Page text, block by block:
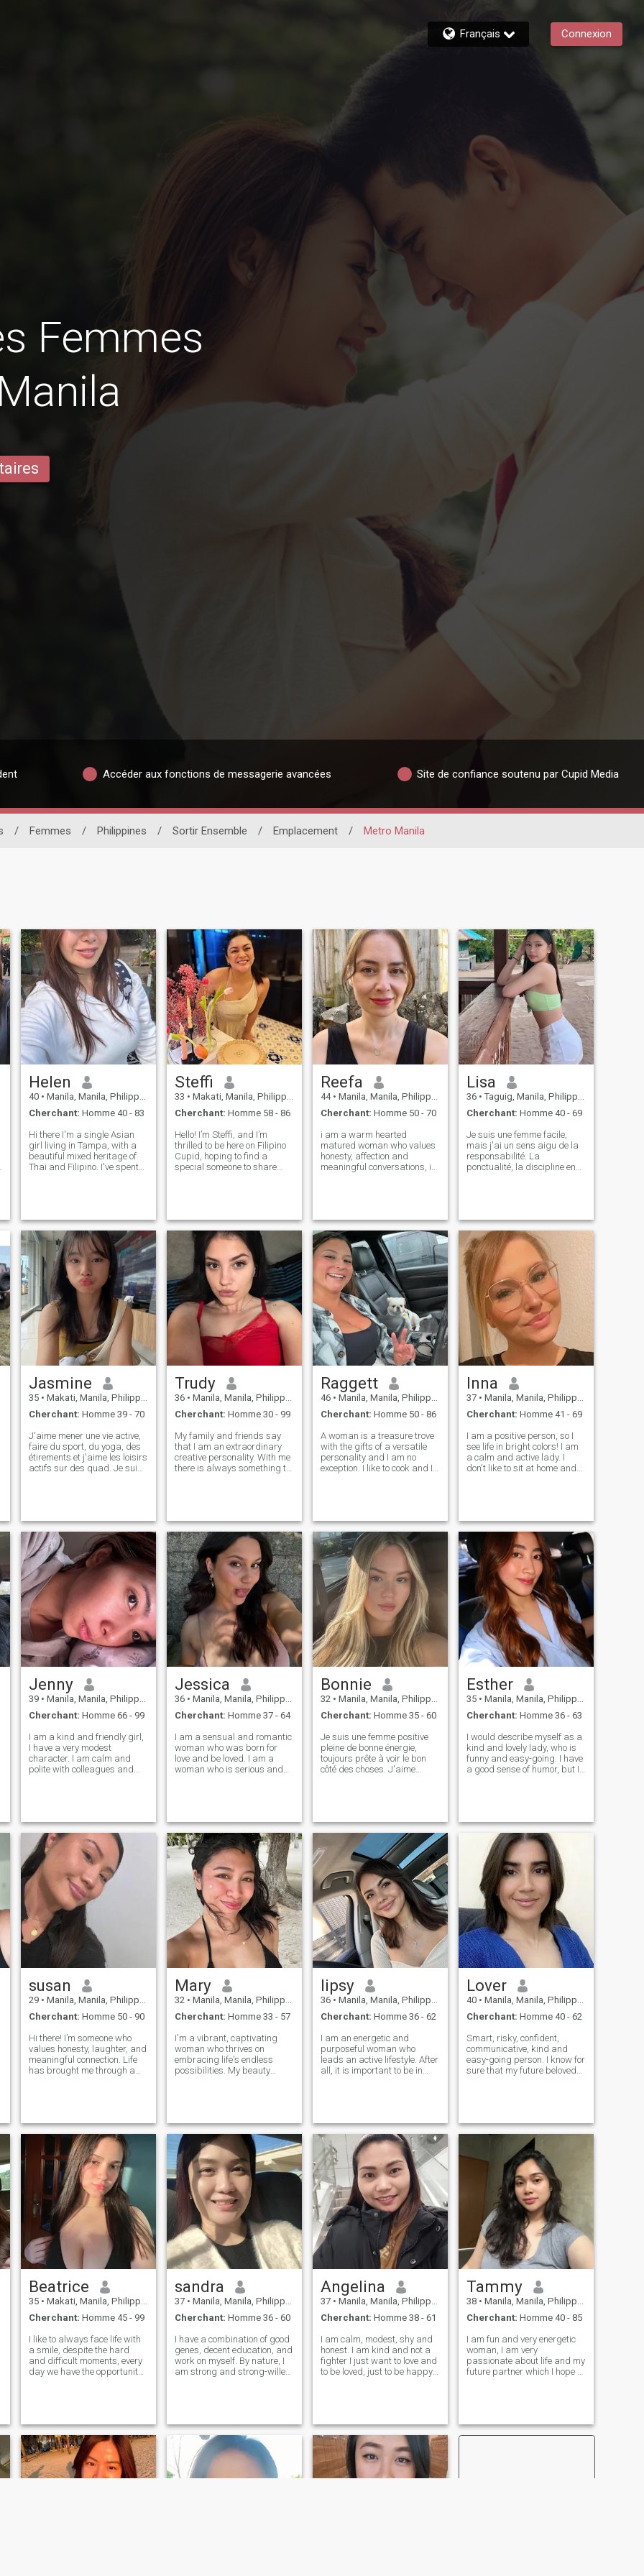
Français Connexion
Femmes
Accéder aux fonctions de messagerie avancées Site de confiance soutenu par Cupid Media
/ Femmes / Philippines / Sortir Ensemble / Emplacement / Metro Manila
Helen
40 • Manila, Manila, Philippines
Cherchant: Homme 40 - 83
Hi there I'm a single Asian
girl living in Tampa, with a
beautiful mixed heritage of
Thai and Filipino. I've spent
winter! I prefer warm
weather a
Steffi
33 • Makati, Manila, Philippines
Cherchant: Homme 58 - 86
Hello! I’m Steffi, and I’m
thrilled to be here on Filipino
Cupid, hoping to find a
special someone to share
connection, a partner
Reefa
44 • Manila, Manila, Philippines
Cherchant: Homme 50 - 70
i am a warm hearted
matured woman who values
honesty, affection and
meaningful conversations, i
romantic and intentional
about love , i value mat
Lisa
36 • Taguig, Manila, Philippines
Cherchant: Homme 40 - 69
Je suis une femme facile,
mais j'ai un sens aigu de la
responsabilité. La
ponctualité, la discipline en
la forme de l'expérience et le
respect pour les gens, dans
la livraison des valeurs et
des objectifs que je
Jasmine
35 • Makati, Manila, Philippines
Cherchant: Homme 39 - 70
J'aime mener une vie active,
faire du sport, du yoga, des
étirements et j'aime les loisirs
actifs sur des quad. Je suis
pour la vie rendent chaque
jour lumineux et intense, mais
au fond, je rêve de trouver
quelqu'un qui partagera ces
moments avec moi.
Trudy
36 • Manila, Manila, Philippines
Cherchant: Homme 30 - 99
My family and friends say
that I am an extraordinary
creative personality. With me
there is always something to
humor, but I am very se
Raggett
46 • Manila, Manila, Philippines
Cherchant: Homme 50 - 86
A woman is a treasure trove
with the gifts of a versatile
personality and I am no
exception. I like to cook and I
nice it is to lie in bed with
Inna
37 • Manila, Manila, Philippines
Cherchant: Homme 41 - 69
I am a positive person, so I
see life in bright colors! I am
a calm and active lady. I
don't like to sit at home and
people, nature, beautiful a
Jenny
39 • Manila, Manila, Philippines
Cherchant: Homme 66 - 99
I am a kind and friendly girl,
I have a very modest
character. I am calm and
polite with colleagues and
I'm looking for my happiness
somew
Jessica
36 • Manila, Manila, Philippines
Cherchant: Homme 37 - 64
I am a sensual and romantic
woman who was born for
love and be loved. I am a
woman who is serious and
raising my voice, I do not like
conflicts, I pref
Bonnie
32 • Manila, Manila, Philippines
Cherchant: Homme 35 - 60
Je suis une femme positive
pleine de bonne énergie,
toujours prête à voir le bon
côté des choses. J'aime
Je suis sociable et j’aime me
connecter avec de nouvelles
personnes, ce qui m’aide à
enrichir mes expériences. Je
me sens également confiant
en moi, ce qui me pousse à
relever de nouveaux défis
avec confiance.
Esther
35 • Manila, Manila, Philippines
Cherchant: Homme 36 - 63
I would describe myself as a
kind and lovely lady, who is
funny and easy-going. I have
a good sense of humor, but I
support my friends. I have a
susan
29 • Manila, Manila, Philippines
Cherchant: Homme 50 - 90
Hi there! I’m someone who
values honesty, laughter, and
meaningful connection. Life
has brought me through a
a sunset. I love cooking,
traveling,
Mary
32 • Manila, Manila, Philippines
Cherchant: Homme 33 - 57
I'm a vibrant, captivating
woman who thrives on
embracing life's endless
possibilities. My beauty
gems in my own city to far-
flung destinations, I
lipsy
36 • Manila, Manila, Philippines
Cherchant: Homme 36 - 62
I am an energetic and
purposeful woman who
leads an active lifestyle. After
all, it is important to be in
also gives me an emotio
Lover
40 • Manila, Manila, Philippines
Cherchant: Homme 40 - 62
Smart, risky, confident,
communicative, kind and
easy-going person. I know for
sure that my future beloved
because I'm one man
woman!
Beatrice
35 • Makati, Manila, Philippines
Cherchant: Homme 45 - 99
I like to always face life with
a smile, despite the hard
and difficult moments, every
day we have the opportunity
say that he who doe
sandra
37 • Manila, Manila, Philippines
Cherchant: Homme 36 - 60
I have a combination of good
genes, decent education, and
work on myself. By nature, I
am strong and strong-willed,
sweet and beautiful.
Angelina
37 • Manila, Manila, Philippines
Cherchant: Homme 38 - 61
I am calm, modest, shy and
honest. I am kind and not a
fighter I just want to love and
to be loved, just to be happy
pretty tradit
Tammy
38 • Manila, Manila, Philippines
Cherchant: Homme 40 - 85
I am fun and very energetic
woman, I am very
passionate about life and my
future partner which I hope to
people. My friends say that I
love